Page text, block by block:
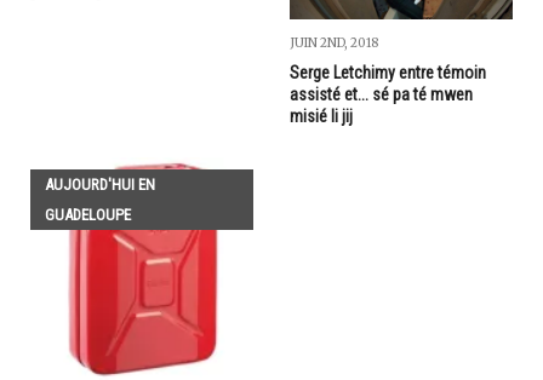
JUIN 2ND, 2018
Serge Letchimy entre témoin
assisté et... sé pa té mwen
misié li jij
AUJOURD'HUI EN
GUADELOUPE